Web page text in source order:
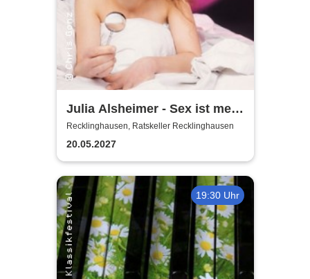
Julia Alsheimer - Sex ist mehr
als nur 'ne Nummer
Recklinghausen, Ratskeller Recklinghausen
20.05.2027
19:30 Uhr